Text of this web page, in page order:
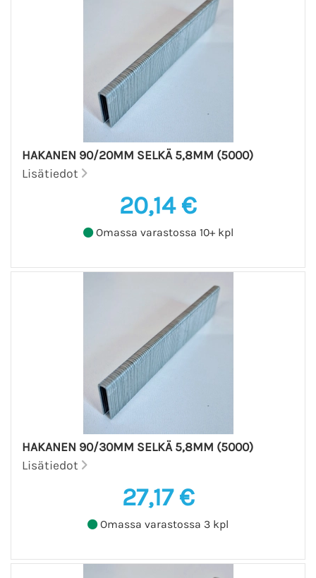
HAKANEN 90/20MM SELKÄ 5,8MM (5000)
Lisätiedot
20,14 €
Omassa varastossa 10+ kpl
HAKANEN 90/30MM SELKÄ 5,8MM (5000)
Lisätiedot
27,17 €
Omassa varastossa 3 kpl